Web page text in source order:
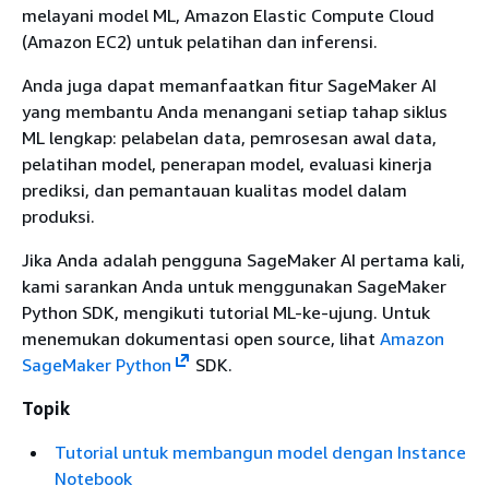
melayani model ML, Amazon Elastic Compute Cloud
(Amazon EC2) untuk pelatihan dan inferensi.
Anda juga dapat memanfaatkan fitur SageMaker AI
yang membantu Anda menangani setiap tahap siklus
ML lengkap: pelabelan data, pemrosesan awal data,
pelatihan model, penerapan model, evaluasi kinerja
prediksi, dan pemantauan kualitas model dalam
produksi.
Jika Anda adalah pengguna SageMaker AI pertama kali,
kami sarankan Anda untuk menggunakan SageMaker
Python SDK, mengikuti tutorial ML-ke-ujung. Untuk
menemukan dokumentasi open source, lihat Amazon
SageMaker Python
SDK.
Topik
Tutorial untuk membangun model dengan Instance
Notebook